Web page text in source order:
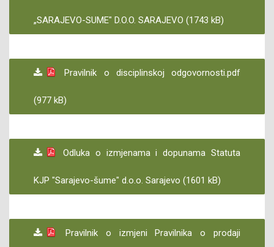
„SARAJEVO-SUME" D.O.O. SARAJEVO (1743 kB)
Pravilnik o disciplinskoj odgovornosti.pdf
(977 kB)
Odluka o izmjenama i dopunama Statuta
KJP "Sarajevo-šume" d.o.o. Sarajevo (1601 kB)
Pravilnik o izmjeni Pravilnika o prodaji